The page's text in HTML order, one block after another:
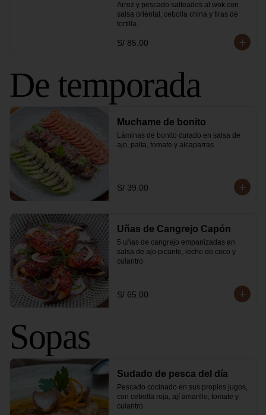
Arroz y pescado salteados al wok con
salsa oriental, cebolla china y tiras de
tortilla.
S/ 85.00
De temporada
Muchame de bonito
Láminas de bonito curado en salsa de
ajo, palta, tomate y alcaparras.
S/ 39.00
Uñas de Cangrejo Capón
5 uñas de cangrejo empanizadas en
salsa de ajo picante, leche de coco y
culantro
S/ 65.00
Sopas
Sudado de pesca del día
Pescado cocinado en sus propios jugos,
con cebolla roja, ají amarillo, tomate y
culantro.